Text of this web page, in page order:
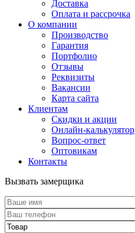
Доставка
Оплата и рассрочка
О компании
Производство
Гарантия
Портфолио
Отзывы
Реквизиты
Вакансии
Карта сайта
Клиентам
Скидки и акции
Онлайн-калькулятор
Вопрос-ответ
Оптовикам
Контакты
Вызвать замерщика